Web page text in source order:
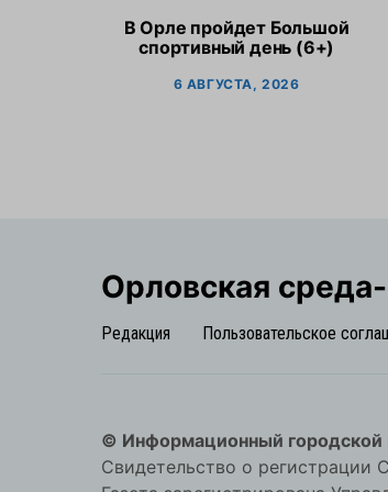
В Орле пройдет Большой
спортивный день (6+)
6 АВГУСТА, 2026
Орловская
Редакция Пользовательское
© Информационный городской
Свидетельство о